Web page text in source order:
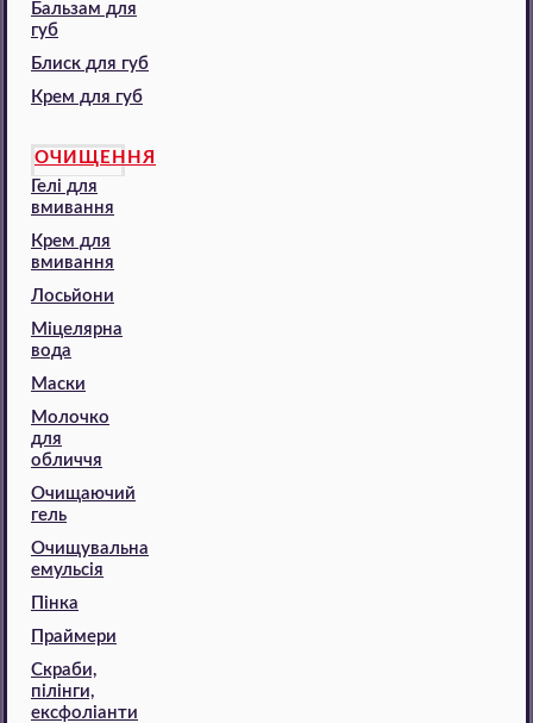
Бальзам для
губ
Блиск для губ
Крем для губ
ОЧИЩЕННЯ
Гелі для
вмивання
Крем для
вмивання
Лосьйони
Міцелярна
вода
Маски
Молочко
для
обличчя
Очищаючий
гель
Очищувальна
емульсія
Пінка
Праймери
Скраби,
пілінги,
ексфоліанти